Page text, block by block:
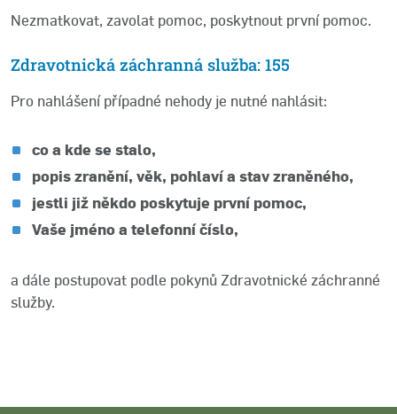
Nezmatkovat, zavolat pomoc, poskytnout první pomoc.
Zdravotnická záchranná služba: 155
Pro nahlášení případné nehody je nutné nahlásit:
co a kde se stalo,
popis zranění, věk, pohlaví a stav zraněného,
jestli již někdo poskytuje první pomoc,
Vaše jméno a telefonní číslo,
a dále postupovat podle pokynů Zdravotnické záchranné
služby.